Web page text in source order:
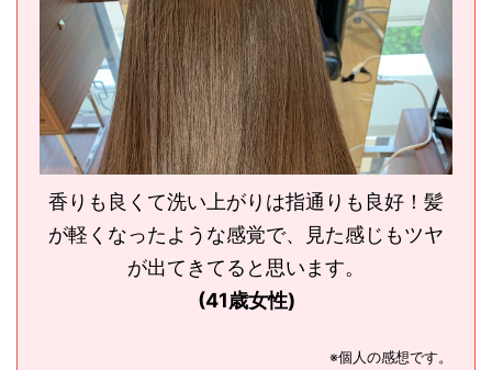
香りも良くて洗い上がりは指通りも良好！髪
が軽くなったような感覚で、見た感じもツヤ
が出てきてると思います。
(41歳女性)
※個人の感想です。